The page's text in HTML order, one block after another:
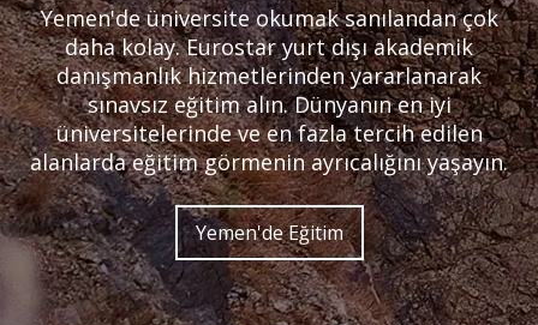
Yemen'de üniversite okumak sanılandan çok
daha kolay. Eurostar yurt dışı akademik
danışmanlık hizmetlerinden yararlanarak
sınavsız eğitim alın. Dünyanın en iyi
üniversitelerinde ve en fazla tercih edilen
alanlarda eğitim görmenin ayrıcalığını yaşayın.
Yemen'de Eğitim